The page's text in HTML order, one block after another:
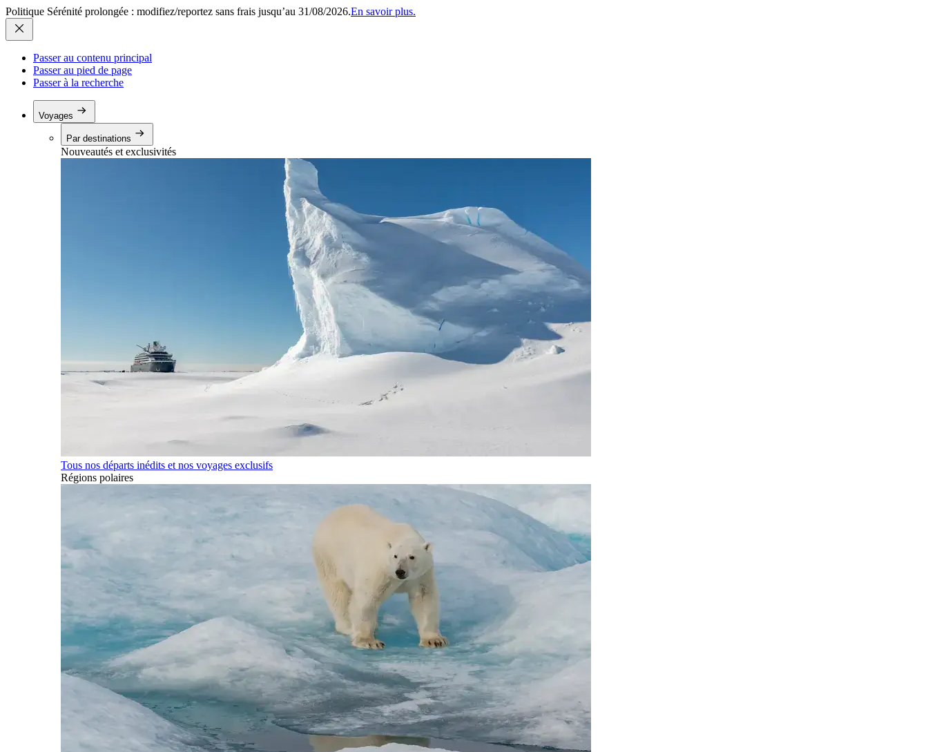
Politique Sérénité prolongée : modifiez/reportez sans frais jusqu’au 31/08/2026.En savoir plus.
Passer au contenu principal
Passer au pied de page
Passer à la recherche
Voyages
Par destinations
Nouveautés et exclusivités
Tous nos départs inédits et nos voyages exclusifs
Régions polaires